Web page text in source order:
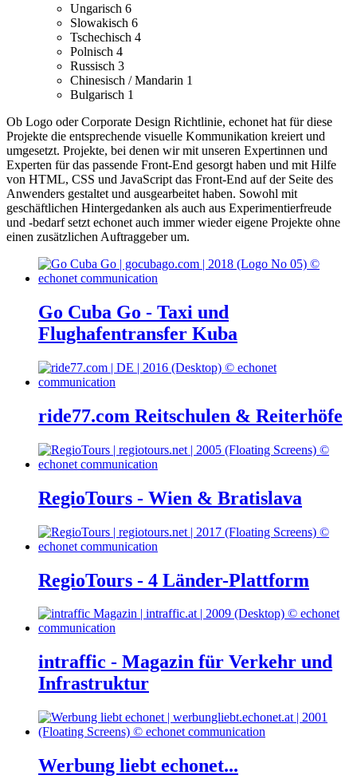
Ungarisch 6
Slowakisch 6
Tschechisch 4
Polnisch 4
Russisch 3
Chinesisch / Mandarin 1
Bulgarisch 1
Ob Logo oder Corporate Design Richtlinie, echonet hat für diese
Projekte die entsprechende visuelle Kommunikation kreiert und
umgesetzt. Projekte, bei denen wir mit unseren Expertinnen und
Experten für das passende Front-End gesorgt haben und mit Hilfe
von HTML, CSS und JavaScript das Front-End auf der Seite des
Anwenders gestaltet und ausgearbeitet haben. Sowohl mit
geschäftlichen Hintergedanken als auch aus Experimentierfreude
und -bedarf setzt echonet auch immer wieder eigene Projekte ohne
einen zusätzlichen Auftraggeber um.
Go Cuba Go - Taxi und
Flughafentransfer Kuba
ride77.com Reitschulen & Reiterhöfe
RegioTours - Wien & Bratislava
RegioTours - 4 Länder-Plattform
intraffic - Magazin für Verkehr und
Infrastruktur
Werbung liebt echonet...